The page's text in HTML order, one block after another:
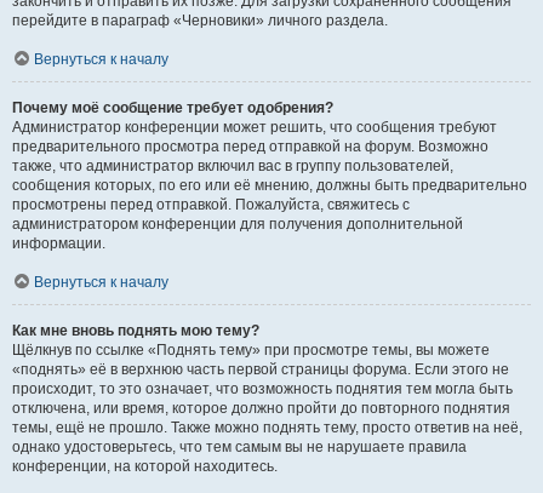
перейдите в параграф «Черновики» личного раздела.
Вернуться к началу
Почему моё сообщение требует одобрения?
Администратор конференции может решить, что сообщения требуют
предварительного просмотра перед отправкой на форум. Возможно
также, что администратор включил вас в группу пользователей,
сообщения которых, по его или её мнению, должны быть предварительно
просмотрены перед отправкой. Пожалуйста, свяжитесь с
администратором конференции для получения дополнительной
информации.
Вернуться к началу
Как мне вновь поднять мою тему?
Щёлкнув по ссылке «Поднять тему» при просмотре темы, вы можете
«поднять» её в верхнюю часть первой страницы форума. Если этого не
происходит, то это означает, что возможность поднятия тем могла быть
отключена, или время, которое должно пройти до повторного поднятия
темы, ещё не прошло. Также можно поднять тему, просто ответив на неё,
однако удостоверьтесь, что тем самым вы не нарушаете правила
конференции, на которой находитесь.